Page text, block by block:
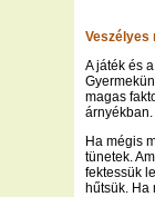
Veszélyes
A játék és
magas
Ha mégis
tünetek.
fektessük
hűtsük. Ha